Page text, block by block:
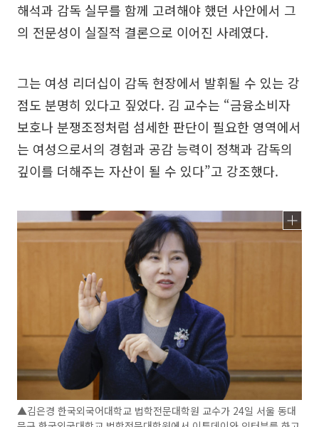
해석과 감독 실무를 함께 고려해야 했던 사안에서 그
의 전문성이 실질적 결론으로 이어진 사례였다.
그는 여성 리더십이 감독 현장에서 발휘될 수 있는 강
점도 분명히 있다고 짚었다. 김 교수는 “금융소비자
보호나 분쟁조정처럼 섬세한 판단이 필요한 영역에서
는 여성으로서의 경험과 공감 능력이 정책과 감독의
깊이를 더해주는 자산이 될 수 있다”고 강조했다.
▲김은경 한국외국어대학교 법학전문대학원 교수가 24일 서울 동대